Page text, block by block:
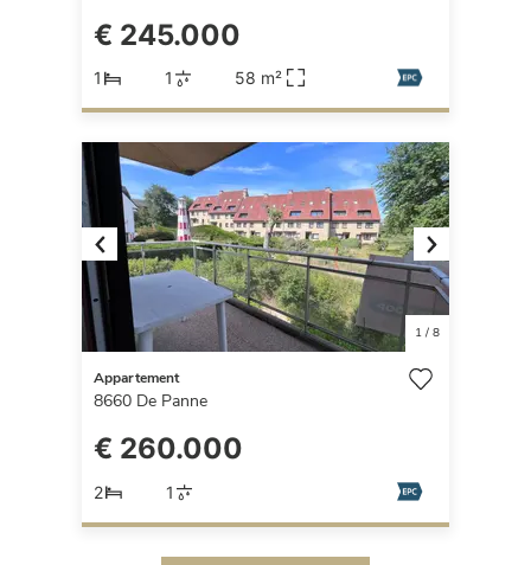
€ 245.000
1 1 58 m²
Previous Next
1/ 8
Appartement
8660 De Panne
€ 260.000
2 1